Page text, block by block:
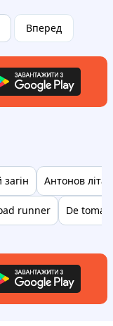
Вперед
Антонов літак
runner De